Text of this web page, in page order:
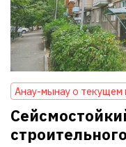
Анау-мынау о текущем